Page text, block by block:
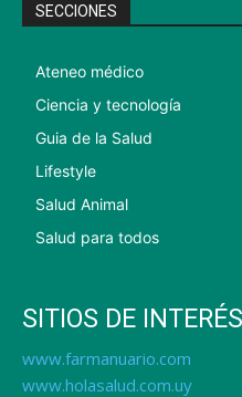
SECCIONES
Ateneo médico
Ciencia y tecnología
Guia de la Salud
Lifestyle
Salud Animal
Salud para todos
SITIOS DE INTERÉS
www.farmanuario.com
www.holasalud.com.uy